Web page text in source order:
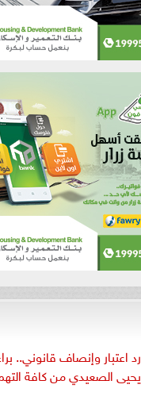
رد اعتبار وإنصاف قانوني..
يحيى الصعيدي من كافة